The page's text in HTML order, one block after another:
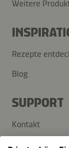
Weitere
Rezepte
Blog
SUPPORT
Kontakt
FAQ